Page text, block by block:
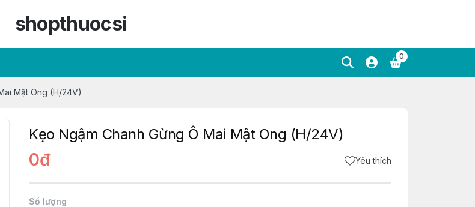
shopthuocsi
0
Mật Ong (H/24V)
Kẹo Ngậm Chanh Gừng Ô Mai Mật Ong (H/24V)
0đ Yêu thích
Số lượng